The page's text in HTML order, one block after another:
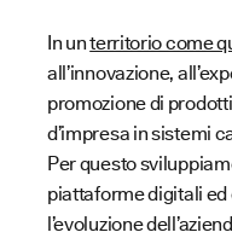
In unterritorio come
all’innovazione,
promozione di
d’impresa in sistemi
Per questo
piattaforme digitali
l’evoluzione